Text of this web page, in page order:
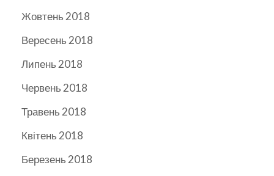
Жовтень 2018
Вересень 2018
Липень 2018
Червень 2018
Травень 2018
Квітень 2018
Березень 2018